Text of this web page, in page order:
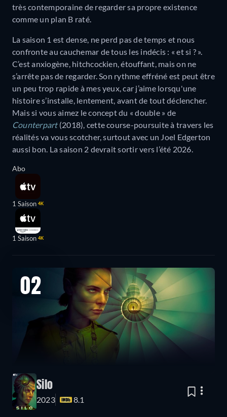
très contemporaine de regarder sa propre existence
comme un plan B raté.
La saison 1 est dense, ne perd pas de temps et nous
confronte au cauchemar de tous les indécis : « et si ? ».
C’est anxiogène, hitchcockien, étouffant, mais on ne
s’arrête pas de regarder. Son rythme effréné est peut être
un peu trop rapide à mes yeux, car j’aime lorsqu'une
histoire s’installe, lentement, avant de tout déclencher.
Mais si vous aimez le concept du « double » de
Counterpart(2018), cette course-poursuite à travers les
réalités va vous scotcher, surtout avec un Joel Edgerton
aussi bon. La saison 2 devrait sortir vers l’été 2026.
Abo
1 Saison 4K
1 Saison 4K
02
Silo
2023 8.1